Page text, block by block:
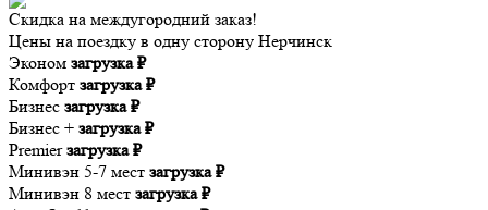
Скидка на междугородний заказ!
Цены на поездку в одну сторону Нерчинск
Эконом загрузка ₽
Комфорт загрузка ₽
Бизнес загрузка ₽
Бизнес + загрузка ₽
Premier загрузка ₽
Минивэн 5-7 мест загрузка ₽
Минивэн 8 мест загрузка ₽